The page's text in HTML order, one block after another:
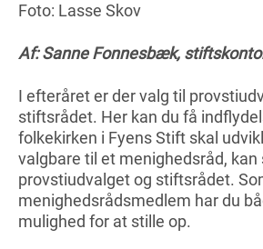
Foto: Lasse Skov
Af: Sanne Fonnesbæk,
I efteråret er der valg til
stiftsrådet. Her kan du få
folkekirken i Fyens Stift skal
valgbare til et menighedsråd, kan
provstiudvalget og stiftsrådet.
menighedsrådsmedlem har du
mulighed for at stille op.